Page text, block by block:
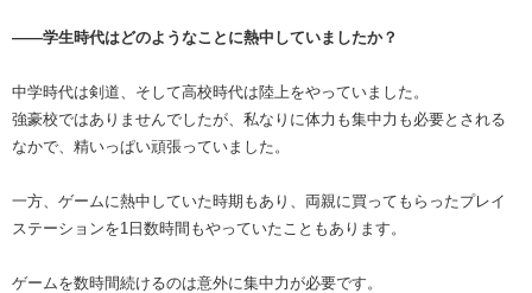
――学生時代はどのようなことに熱中していましたか？
中学時代は剣道、そして高校時代は陸上をやっていました。
強豪校ではありませんでしたが、私なりに体力も集中力も必要とされる
なかで、精いっぱい頑張っていました。
一方、ゲームに熱中していた時期もあり、両親に買ってもらったプレイ
ステーションを1日数時間もやっていたこともあります。
ゲームを数時間続けるのは意外に集中力が必要です。